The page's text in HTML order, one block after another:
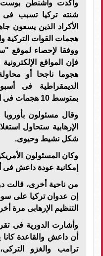
وأكدت واشنطن بوست
شنته تركيا تسبب
الأكراد الذين يسعون
هجمات القوات التركية
ووفقا لإحصاء لموقع
هجوما ناجحا أو
الديمقراطية فى
بمتوسط 10 هجمات فى الأسابيع الثلاثة التى سبقته.
وقال مسئولون
الإرهابية ستحاول
شكل نشيط وحيوى.
وكان المسئولون
إمكانية عودة داعش فى
من ناحية أخرى، قالت
إن عدوان تركيا على
التنظيم الإرهابى مرة
وأشارت الدورية فى
أن داعش والقاعدة
ترامب والغزو